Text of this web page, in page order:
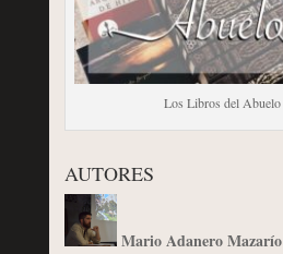
Los Libros del Abuelo
AUTORES
Mario Adanero Mazarío